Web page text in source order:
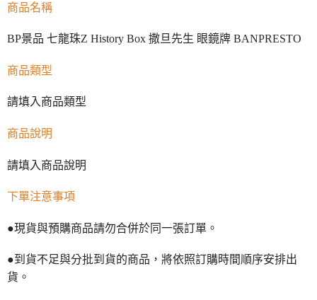
商品名稱
BP景品 七龍珠Z History Box 撒旦先生 眼鏡牌 BANPRESTO
商品類型
請填入商品類型
商品說明
請填入商品說明
下單注意事項
●現貨與預購商品請勿合併於同一張訂單。
●到貨不足與分批到貨的商品，將依照訂購時間順序安排出
貨。